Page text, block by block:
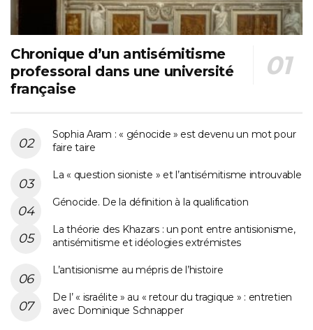
Chronique d’un antisémitisme
professoral dans une université
française
Sophia Aram : « génocide » est devenu un mot pour
faire taire
La « question sioniste » et l’antisémitisme introuvable
Génocide. De la définition à la qualification
La théorie des Khazars : un pont entre antisionisme,
antisémitisme et idéologies extrémistes
L’antisionisme au mépris de l’histoire
De l’ « israélite » au « retour du tragique » : entretien
avec Dominique Schnapper